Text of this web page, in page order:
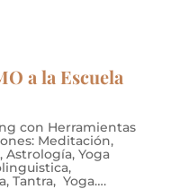
a la Escuela
con Herramientas
Meditación,
Astrología, Yoga
Tantra, Yoga….